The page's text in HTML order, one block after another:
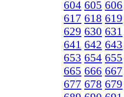
604 605 606
617 618 619
629 630 631
641 642 643
653 654 655
665 666 667
677 678 679